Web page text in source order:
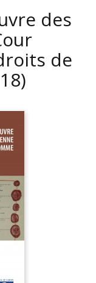
des
de